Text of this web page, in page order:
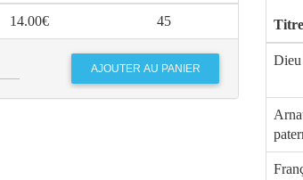
14.00€ 45 Titre
Dieu